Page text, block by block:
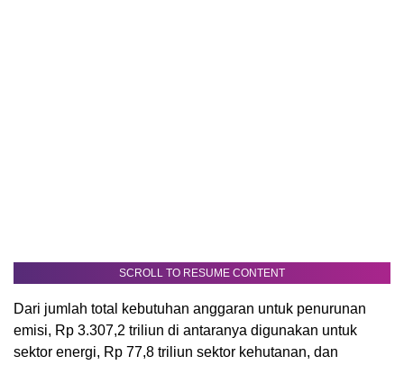
SCROLL TO RESUME CONTENT
Dari jumlah total kebutuhan anggaran untuk penurunan
emisi, Rp 3.307,2 triliun di antaranya digunakan untuk
sektor energi, Rp 77,8 triliun sektor kehutanan, dan